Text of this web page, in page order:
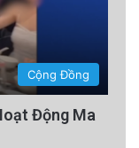
Cộng Đồng
Động Ma